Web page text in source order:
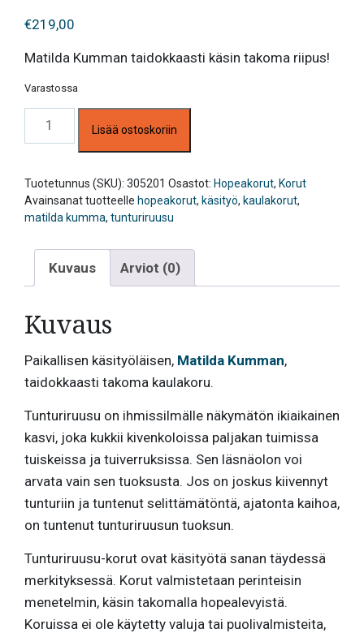
€219,00
Matilda Kumman taidokkaasti käsin takoma riipus!
Varastossa
Kumma
määrä
Lisää ostoskoriin
Tuotetunnus (SKU): 305201 Osastot: Hopeakorut, Korut
Avainsanat tuotteelle hopeakorut, käsityö, kaulakorut,
matilda kumma, tunturiruusu
Kuvaus Arviot (0)
Kuvaus
Paikallisen käsityöläisen, Matilda Kumman,
taidokkaasti takoma kaulakoru.
Tunturiruusu on ihmissilmälle näkymätön ikiaikainen
kasvi, joka kukkii kivenkoloissa paljakan tuimissa
tuiskeissa ja tuiverruksissa. Sen läsnäolon voi
arvata vain sen tuoksusta. Jos on joskus kiivennyt
tunturiin ja tuntenut selittämätöntä, ajatonta kaihoa,
on tuntenut tunturiruusun tuoksun.
Tunturiruusu-korut ovat käsityötä sanan täydessä
merkityksessä. Korut valmistetaan perinteisin
menetelmin, käsin takomalla hopealevyistä.
Koruissa ei ole käytetty valuja tai puolivalmisteita,